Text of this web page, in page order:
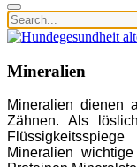
Mineralien
Mineralien dienen
Zähnen. Als
Mineralien